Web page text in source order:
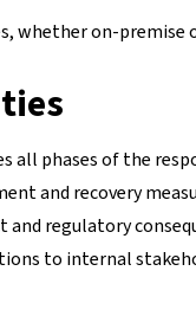
whether on-premise
all phases of the
and recovery
and regulatory
to internal